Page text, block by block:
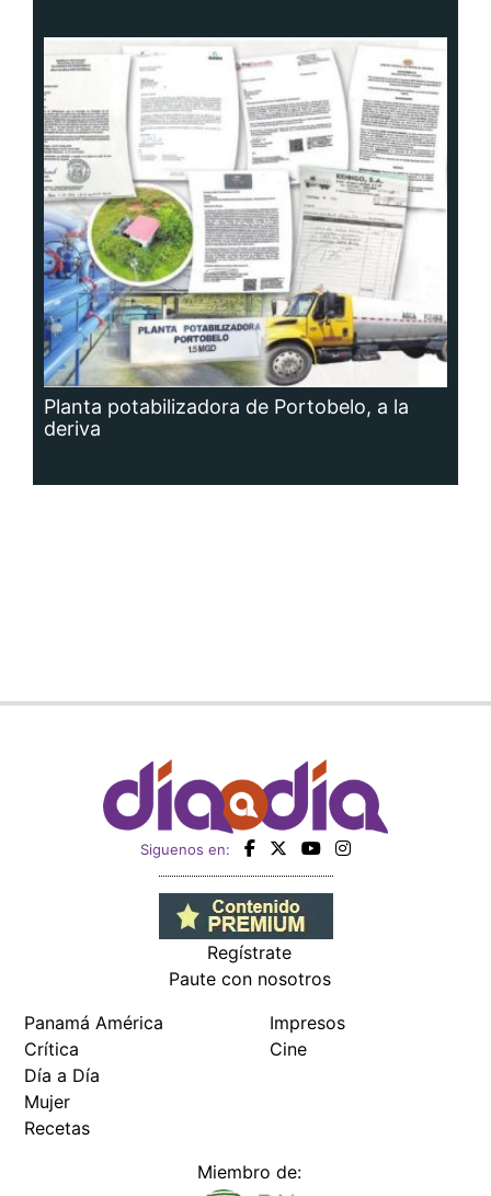
Planta potabilizadora de Portobelo, a la
deriva
Siguenos en:
Regístrate
Paute con nosotros
Panamá América
Crítica
Día a Día
Mujer
Recetas
Impresos
Cine
Miembro de: